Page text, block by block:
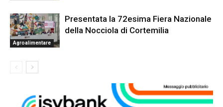
Agroalimentare
Presentata la 72esima Fiera Nazionale
della Nocciola di Cortemilia